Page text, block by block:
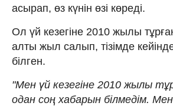
асырап, өз күнін өзі көреді.
Ол үй кезегіне 2010 жылы
алты жыл салып, тізімде
білген.
"Мен үй кезегіне 2010 жылы
одан соң хабарын білмедім.